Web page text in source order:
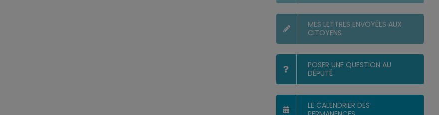
MES LETTRES ENVOYÉES AUX
CITOYENS
POSER UNE QUESTION AU
DÉPUTÉ
LE CALENDRIER DES